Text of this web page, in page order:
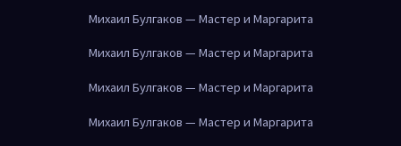
Михаил Булгаков — Мастер и Маргарита
Михаил Булгаков — Мастер и Маргарита
Михаил Булгаков — Мастер и Маргарита
Михаил Булгаков — Мастер и Маргарита